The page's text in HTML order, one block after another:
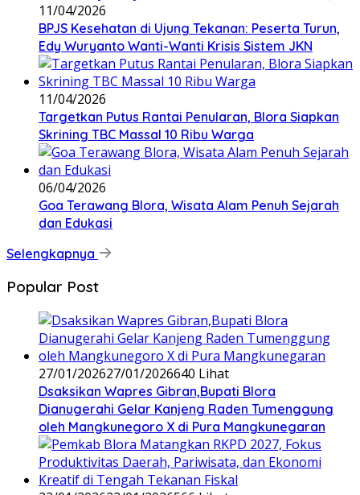
11/04/2026
BPJS Kesehatan di Ujung Tekanan: Peserta Turun,
Edy Wuryanto Wanti-Wanti Krisis Sistem JKN
11/04/2026
‎Targetkan Putus Rantai Penularan, Blora Siapkan
Skrining TBC Massal 10 Ribu Warga
06/04/2026
Goa Terawang Blora, Wisata Alam Penuh Sejarah
dan Edukasi
Selengkapnya
Popular Post
27/01/202627/01/2026640 Lihat
‎Dsaksikan Wapres Gibran,Bupati Blora
Dianugerahi Gelar Kanjeng Raden Tumenggung
oleh Mangkunegoro X di Pura Mangkunegaran